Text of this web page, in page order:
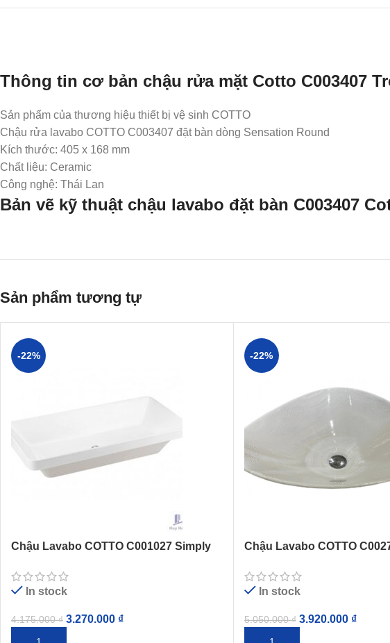
Thông tin cơ bản chậu rửa mặt Cotto C003407
Sản phẩm của thương hiệu thiết bị vệ sinh COTTO
Chậu rửa lavabo COTTO C003407 đặt bàn dòng Sensation Round
Kích thước: 405 x 168 mm
Chất liệu: Ceramic
Công nghệ: Thái Lan
Bản vẽ kỹ thuật chậu lavabo đặt bàn C003407
Sản phẩm tương tự
-22%
Chậu Lavabo COTTO C001027 Simply
In stock
4.175.000₫ 3.270.000 ₫
-22%
Chậu Lavabo COTTO
In stock
5.050.000₫ 3.920.000 ₫